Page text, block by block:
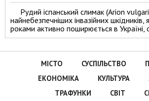
Рудий іспанський слимак (Arion
найнебезпечніших інвазійних шкідників,
роками активно поширюється в
МІСТО СУСПІЛЬСТВО
ЕКОНОМІКА
КУЛЬТУРА
ТРАФУНКИ
СВІТ